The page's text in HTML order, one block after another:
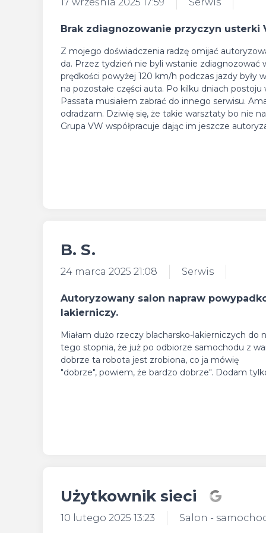
Brak zdiagnozowanie przyczyn usterki
Z mojego doświadczenia radzę omijać
da. Przez tydzień nie byli wstanie zdiagnozować
prędkości powyżej 120 km/h podczas jazdy były
na pozostałe części auta. Po kilku dniach
Passata musiałem zabrać do innego serwisu.
odradzam. Dziwię się, że takie warsztaty bo nie
Grupa VW współpracuje dając im jeszcze
B. S.
24 marca 2025 21:08 Serwis
Autoryzowany salon napraw
lakierniczy.
Miałam dużo rzeczy blacharsko-lakierniczych do
tego stopnia, że już po odbiorze samochodu z
dobrze ta robota jest zrobiona, co ja mówię
"dobrze", powiem, że bardzo dobrze". Dodam
Użytkownik sieci
10 lutego 2025 13:23 Salon -